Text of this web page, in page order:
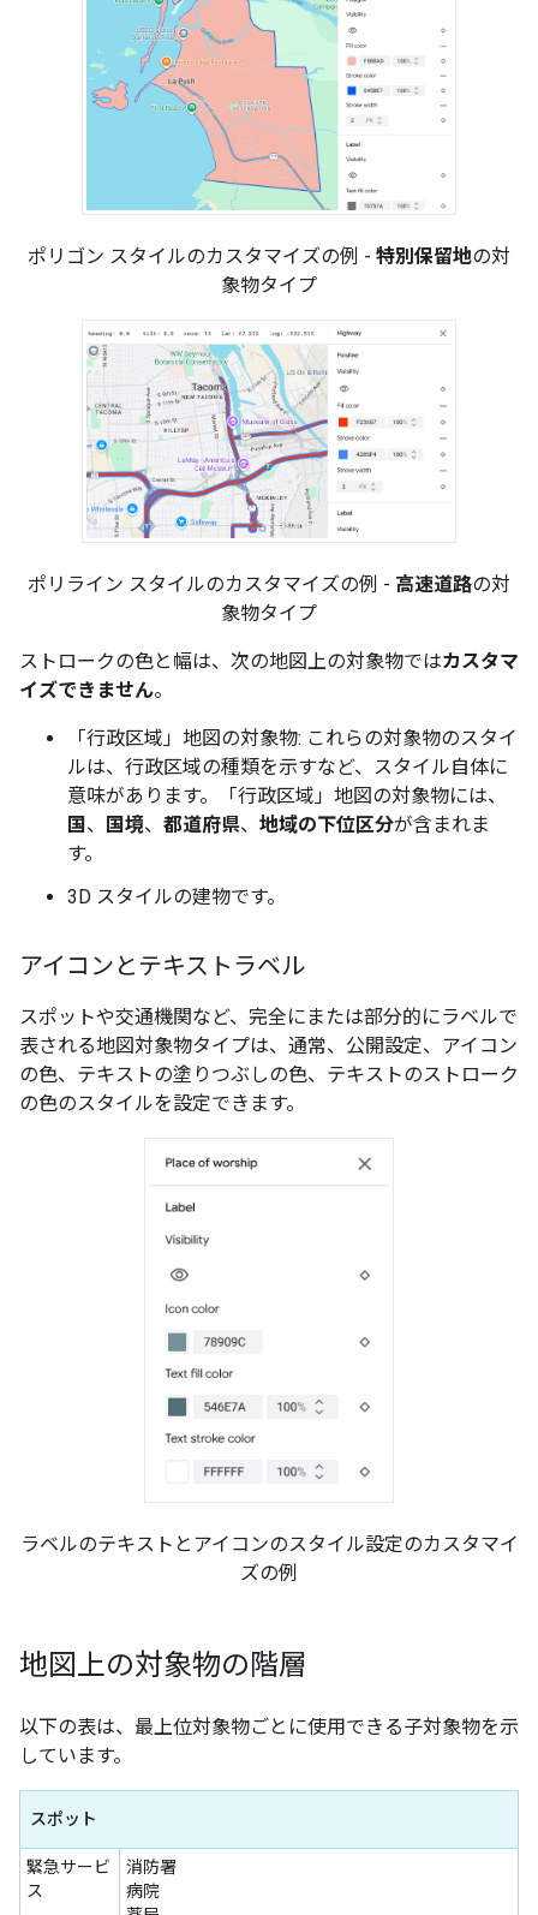
ポリゴン スタイルのカスタマイズの例 - 特別保留地の対
象物タイプ
ポリライン スタイルのカスタマイズの例 - 高速道路の対
象物タイプ
ストロークの色と幅は、次の地図上の対象物ではカスタマ
イズできません。
「行政区域」地図の対象物: これらの対象物のスタイ
ルは、行政区域の種類を示すなど、スタイル自体に
意味があります。「行政区域」地図の対象物には、
国 、 国境、 都道府県、 地域の下位区分が含まれま
す。
3D スタイルの建物です。
アイコンとテキストラベル
スポットや交通機関など、完全にまたは部分的にラベルで
表される地図対象物タイプは、通常、公開設定、アイコン
の色、テキストの塗りつぶしの色、テキストのストローク
の色のスタイルを設定できます。
ラベルのテキストとアイコンのスタイル設定のカスタマイ
ズの例
地図上の対象物の階層
以下の表は、最上位対象物ごとに使用できる子対象物を示
しています。
スポット
緊急サービ
ス
消防署
病院